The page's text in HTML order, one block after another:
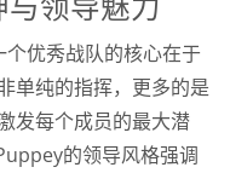
优秀战队的核心在于
单纯的指挥，更多的是
发每个成员的最大潜
的领导风格强调